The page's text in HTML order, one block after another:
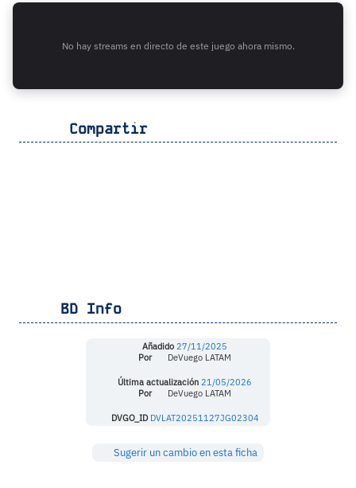
No hay streams en directo de este juego ahora mismo.
Compartir
BD Info
Añadido 27/11/2025
Por
DeVuego LATAM
Última actualización 21/05/2026
Por
DeVuego LATAM
DVGO_ID DVLAT20251127JG02304
Sugerir un cambio en esta ficha